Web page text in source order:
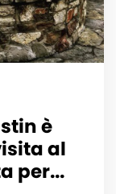
è
al
per...